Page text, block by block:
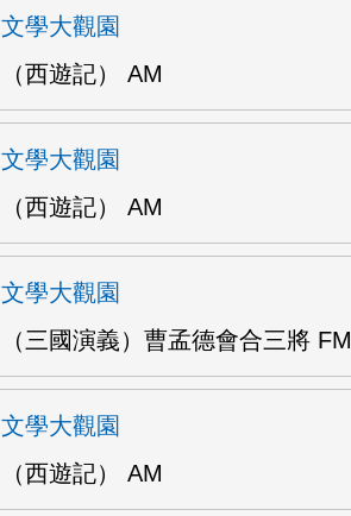
文學大觀園
（西遊記） AM
文學大觀園
（西遊記） AM
文學大觀園
（三國演義）曹孟德會合三將 FM
文學大觀園
（西遊記） AM